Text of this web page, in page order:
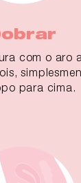
com o aro
para cima.